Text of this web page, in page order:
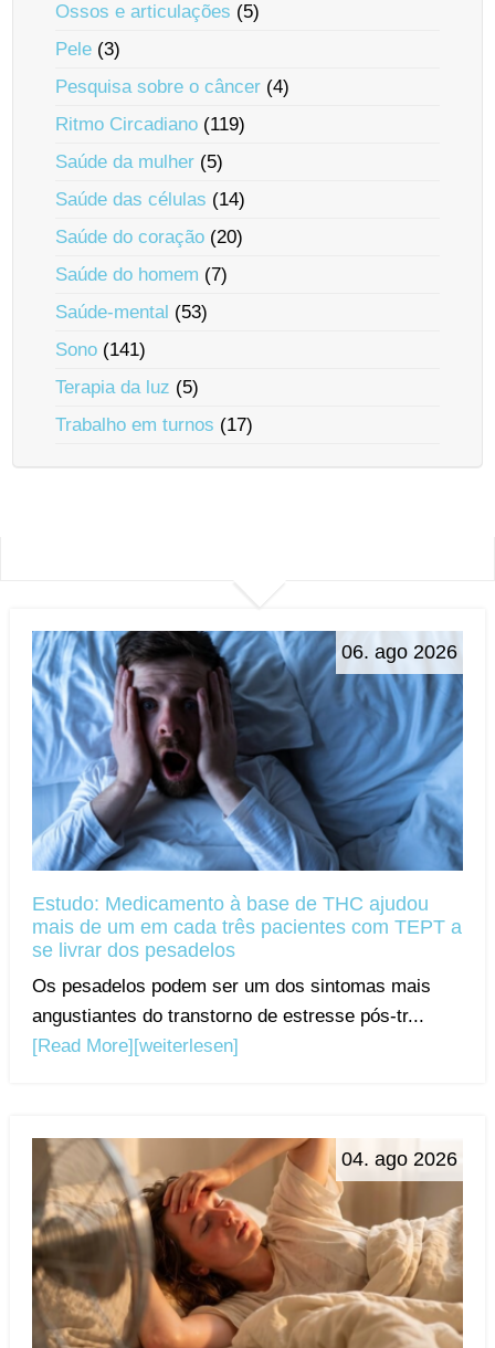
Ossos e articulações (5)
Pele (3)
Pesquisa sobre o câncer (4)
Ritmo Circadiano (119)
Saúde da mulher (5)
Saúde das células (14)
Saúde do coração (20)
Saúde do homem (7)
Saúde-mental (53)
Sono (141)
Terapia da luz (5)
Trabalho em turnos (17)
06. ago 2026
Estudo: Medicamento à base de THC ajudou
mais de um em cada três pacientes com TEPT a
se livrar dos pesadelos
Os pesadelos podem ser um dos sintomas mais
angustiantes do transtorno de estresse pós-tr...
[Read More] [weiterlesen]
04. ago 2026